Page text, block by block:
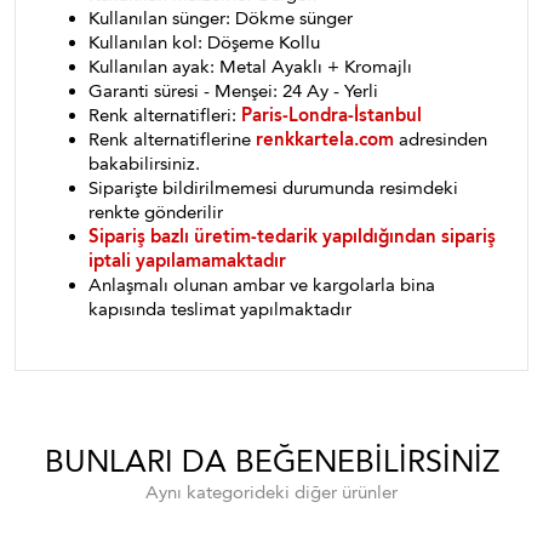
Kullanılan sünger: Dökme sünger
Kullanılan kol: Döşeme Kollu
Kullanılan ayak: Metal Ayaklı + Kromajlı
Garanti süresi - Menşei: 24 Ay - Yerli
Renk alternatifleri: Paris-Londra-İstanbul
Renk alternatiflerine renkkartela.com adresinden
bakabilirsiniz.
Siparişte bildirilmemesi durumunda resimdeki
renkte gönderilir
Sipariş bazlı üretim-tedarik yapıldığından sipariş
iptali yapılamamaktadır
Anlaşmalı olunan ambar ve kargolarla bina
kapısında teslimat yapılmaktadır
BUNLARI DA BEĞENEBILIRSINIZ
Aynı kategorideki diğer ürünler